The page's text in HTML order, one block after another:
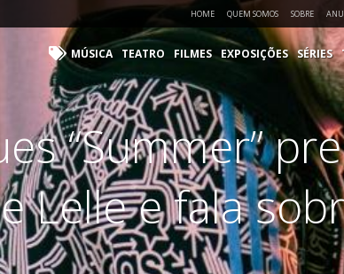
HOME QUEM SOMOS SOBRE
MÚSICA TEATRO FILMES EXPOSIÇÕES SÉRIES
“Summer”
Lelle e fala